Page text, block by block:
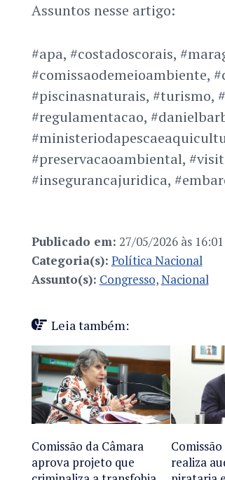
Assuntos nesse artigo:
#apa, #costadoscorais,
#comissaodemeioambiente,
#piscinasnaturais, #turismo,
#regulamentacao,
#preservacaoambiental,
#insegurancajuridica,
Publicado em: 27/05/2026 às 16:01
Categoria(s): Política Nacional
Assunto(s): Congresso,Nacional
Leia também:
Comissão da Câmara
aprova projeto que
realiza